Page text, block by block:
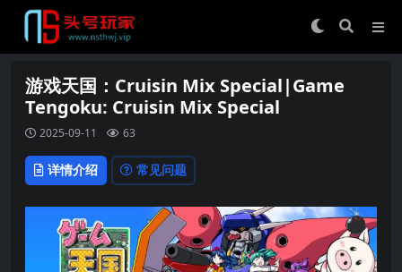
游戏天国：Cruisin Mix Special|Game
Tengoku: Cruisin Mix Special
2025-09-11 63
详情介绍 常见问题